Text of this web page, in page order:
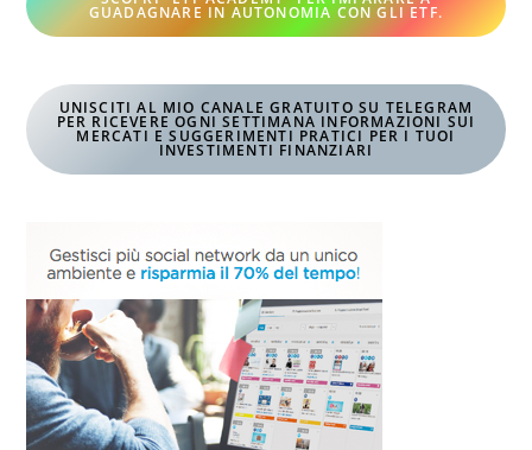
GUADAGNARE IN AUTONOMIA CON GLI ETF.
UNISCITI AL MIO CANALE GRATUITO SU TELEGRAM
PER RICEVERE OGNI SETTIMANA INFORMAZIONI SUI
MERCATI E SUGGERIMENTI PRATICI PER I TUOI
INVESTIMENTI FINANZIARI